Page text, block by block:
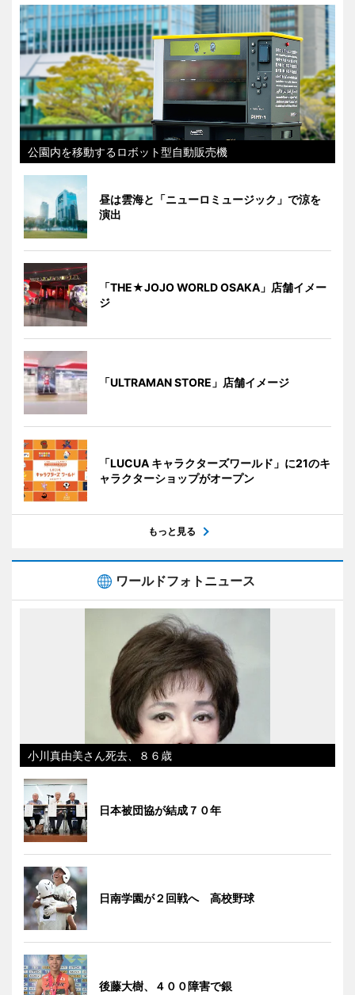
公園内を移動するロボット型自動販売機
昼は雲海と「ニューロミュージック」で涼を
演出
「THE★JOJO WORLD OSAKA」店舗イメー
ジ
「ULTRAMAN STORE」店舗イメージ
「LUCUA キャラクターズワールド」に21のキ
ャラクターショップがオープン
もっと見る
ワールドフォトニュース
小川真由美さん死去、８６歳
日本被団協が結成７０年
日南学園が２回戦へ 高校野球
後藤大樹、４００障害で銀